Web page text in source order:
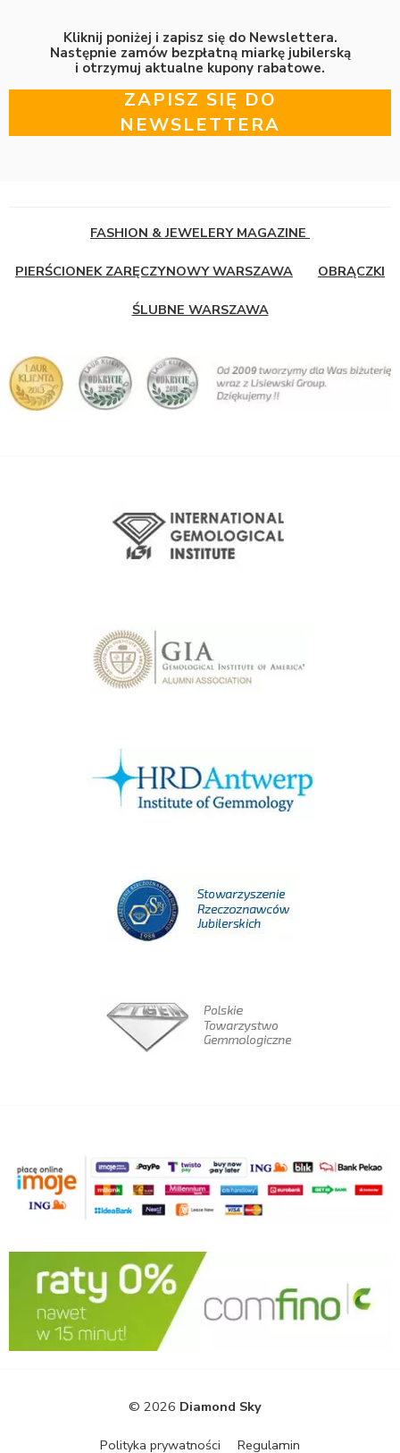
Kliknij poniżej i zapisz się do Newslettera.
Następnie zamów bezpłatną miarkę jubilerską
i otrzymuj aktualne kupony rabatowe.
ZAPISZ SIĘ DO
NEWSLETTERA
FASHION & JEWELERY MAGAZINE
PIERŚCIONEK ZARĘCZYNOWY WARSZAWA OBRĄCZKI
ŚLUBNE WARSZAWA
© 2026 Diamond Sky
Polityka prywatności Regulamin